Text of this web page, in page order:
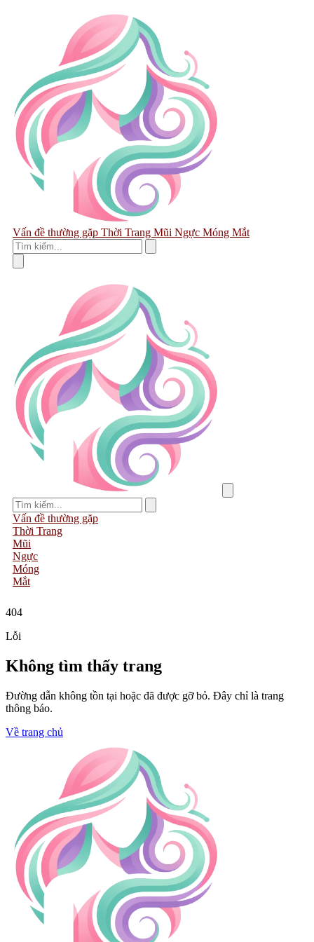
Vấn đề thường gặp Thời Trang Mũi Ngực Móng Mắt
Vấn đề thường gặp
Thời Trang
Mũi
Ngực
Móng
Mắt
404
Lỗi
Không tìm thấy trang
Đường dẫn không tồn tại hoặc đã được gỡ bỏ. Đây chỉ là trang
thông báo.
Về trang chủ
Trang chủ
Giới Thiệu F168 – Nền Tảng
Giải Trí Đa Dạng, Hiện Đại
Và Uy Tín Hàng Đầu
Người theo dõi